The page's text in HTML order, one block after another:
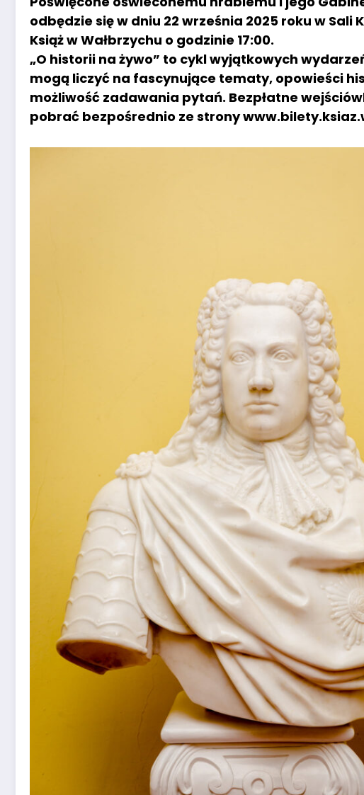
odbędzie się w dniu 22 września 2025 roku w
Książ w Wałbrzychu o godzinie 17:00.
„O historii na żywo” to cykl wyjątkowych
mogą liczyć na fascynujące tematy, opowieści
możliwość zadawania pytań. Bezpłatne
pobrać bezpośrednio ze strony